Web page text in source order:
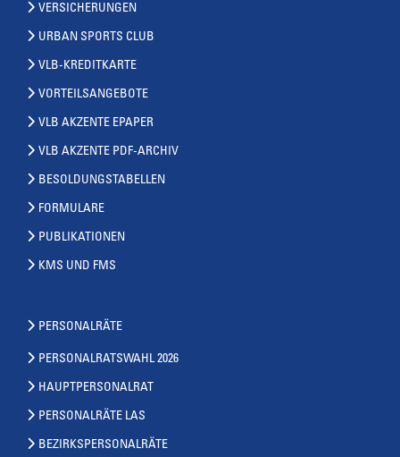
VERSICHERUNGEN
URBAN SPORTS CLUB
VLB-KREDITKARTE
VORTEILSANGEBOTE
VLB AKZENTE EPAPER
VLB AKZENTE PDF-ARCHIV
BESOLDUNGSTABELLEN
FORMULARE
PUBLIKATIONEN
KMS UND FMS
PERSONALRÄTE
PERSONALRATSWAHL 2026
HAUPTPERSONALRAT
PERSONALRÄTE LAS
BEZIRKSPERSONALRÄTE